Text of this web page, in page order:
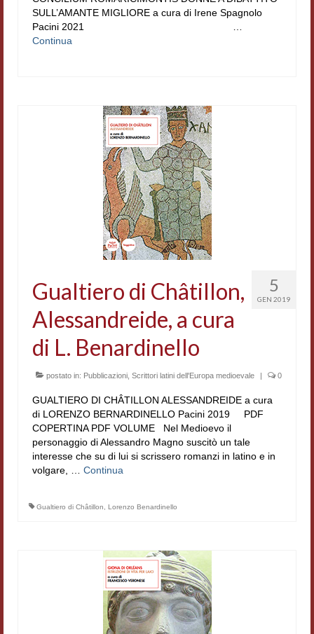
SULL’AMANTE MIGLIORE a cura di Irene Spagnolo
Pacini 2021 …
Continua
5
GEN 2019
Gualtiero di Châtillon,
Alessandreide, a cura
di L. Benardinello
postato in: Pubblicazioni Scrittori latini dell'Europa medioevale | 0
GUALTIERO DI CHÂTILLON ALESSANDREIDE a cura
di LORENZO BERNARDINELLO Pacini 2019 PDF
COPERTINA PDF VOLUME Nel Medioevo il
personaggio di Alessandro Magno suscitò un tale
interesse che su di lui si scrissero romanzi in latino e in
volgare, … Continua
Gualtiero di Châtillon Lorenzo Benardinello